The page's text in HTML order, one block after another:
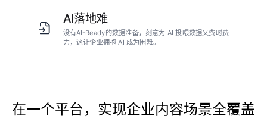
AI落地难
没有AI-Ready的数据准备，刻意为 AI 投喂数据又费时费
力，这让企业拥抱 AI 成为困难。
在一个平台，实现企业内容场景全覆盖